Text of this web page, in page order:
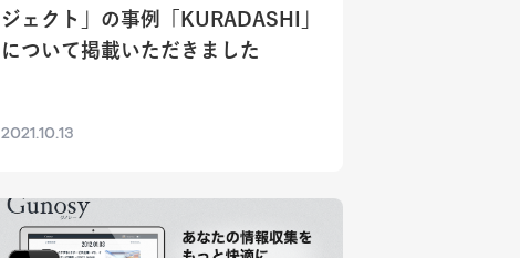
ジェクト」の事例「KURADASHI」
について掲載いただきました
2021.10.13